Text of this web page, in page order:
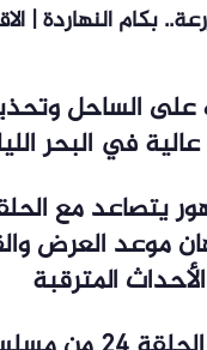
بكام النهاردة |
الساحل
في البحر
موعد العرض
الأحداث المترقبة